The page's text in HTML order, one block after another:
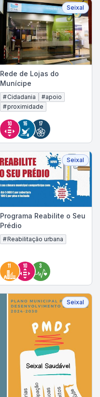
Seixal
Rede de Lojas do
Munícipe
#Cidadania #apoio
#proximidade
Seixal
Programa Reabilite o Seu
Prédio
#Reabilitação urbana
Seixal